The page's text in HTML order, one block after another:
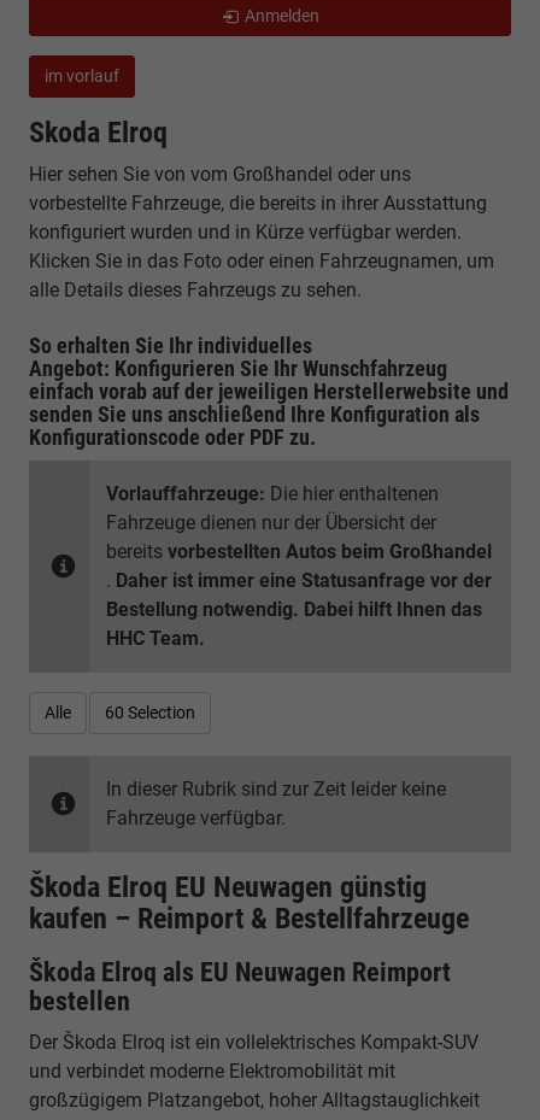
im vorlauf
Skoda Elroq
Hier sehen Sie von vom Großhandel oder uns
vorbestellte Fahrzeuge, die bereits in ihrer Ausstattung
konfiguriert wurden und in Kürze verfügbar werden.
Klicken Sie in das Foto oder einen Fahrzeugnamen, um
alle Details dieses Fahrzeugs zu sehen.
So erhalten Sie Ihr individuelles
Angebot: Konfigurieren Sie Ihr Wunschfahrzeug
einfach vorab auf der jeweiligen Herstellerwebsite und
senden Sie uns anschließend Ihre Konfiguration als
Konfigurationscode oder PDF zu.
Vorlauffahrzeuge: Die hier enthaltenen
Fahrzeuge dienen nur der Übersicht der
bereits vorbestellten Autos beim Großhandel
. Daher ist immer eine Statusanfrage vor der
Bestellung notwendig. Dabei hilft Ihnen das
HHC Team.
Alle 60 Selection
In dieser Rubrik sind zur Zeit leider keine
Fahrzeuge verfügbar.
Škoda Elroq EU Neuwagen günstig
kaufen – Reimport & Bestellfahrzeuge
Škoda Elroq als EU Neuwagen Reimport
bestellen
Der Škoda Elroq ist ein vollelektrisches Kompakt-SUV
und verbindet moderne Elektromobilität mit
großzügigem Platzangebot, hoher Alltagstauglichkeit
Anmelden